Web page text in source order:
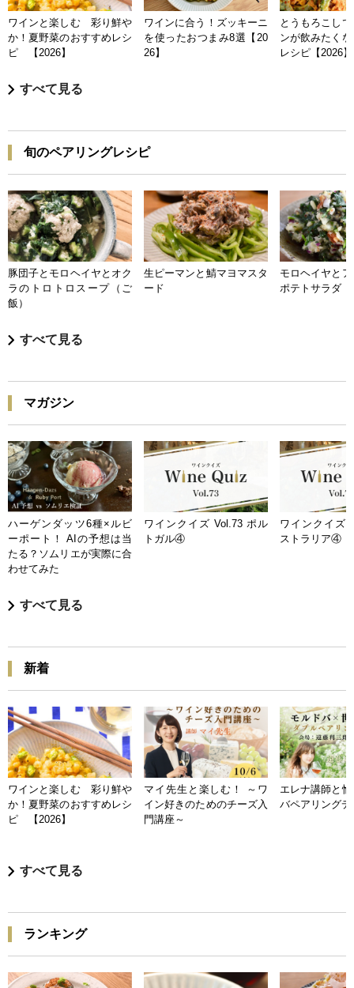
ワインと楽しむ 彩り鮮や
か！夏野菜のおすすめレシ
ピ 【2026】
ワインに合う！ズッキーニ
を使ったおつまみ8選【20
26】
とうもろこし
ンが飲みたく
レシピ【2026】
すべて見る
旬のペアリングレシピ
豚団子とモロヘイヤとオク
ラのトロトロスープ（ご
飯）
生ピーマンと鯖マヨマスタ
ード
モロヘイヤと
ポテトサラダ
すべて見る
マガジン
ハーゲンダッツ6種×ルビ
ーポート！ AIの予想は当
たる？ソムリエが実際に合
わせてみた
ワインクイズ Vol.73 ポル
トガル④
ワインクイズ
ストラリア④
すべて見る
新着
ワインと楽しむ 彩り鮮や
か！夏野菜のおすすめレシ
ピ 【2026】
マイ先生と楽しむ！ ～ワ
イン好きのためのチーズ入
門講座～
エレナ講師と
バペアリングデ
すべて見る
ランキング